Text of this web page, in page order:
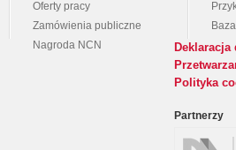
Oferty pracy
Zamówienia publiczne
Nagroda NCN
Polityka
Partnerzy